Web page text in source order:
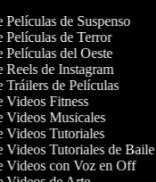
Películas de Suspenso
Películas de Terror
Películas del Oeste
Reels de Instagram
Tráilers de Películas
Videos Fitness
Videos Musicales
Videos Tutoriales
Videos Tutoriales de Baile
Videos con Voz en Off